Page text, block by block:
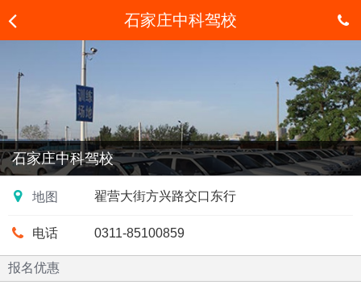
科驾校
石家庄中科驾校
石家庄中科驾校
翟营大街方兴路交口东行
地图
0311-85100859
电话
报名优惠